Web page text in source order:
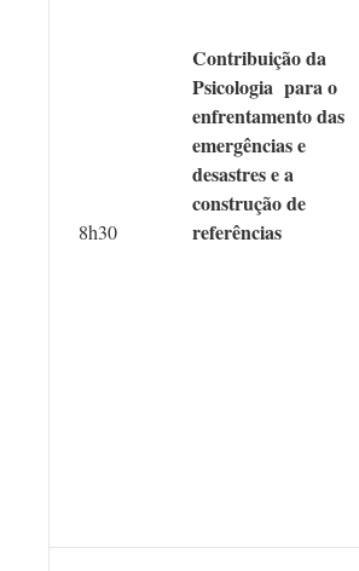
8h30
Contribuição da
Psicologia para o
enfrentamento das
emergências e
desastres e a
construção de
referências